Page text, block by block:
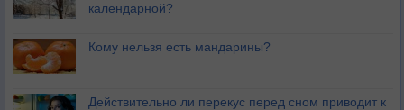
календарной?
Кому нельзя есть мандарины?
Действительно ли перекус перед сном приводит к